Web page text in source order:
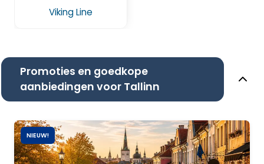
Viking Line
Promoties en goedkope
aanbiedingen voor Tallinn
NIEUW!